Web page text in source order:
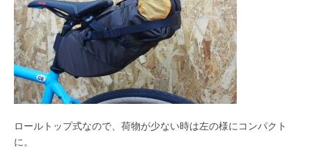
ロールトップ式なので、荷物が少ない時は左の様にコンパクト
に。